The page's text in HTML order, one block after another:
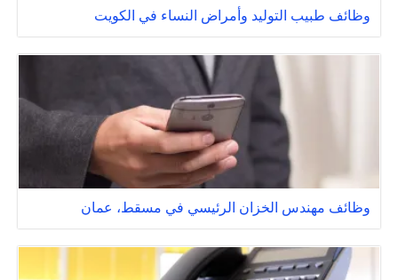
وظائف طبيب التوليد وأمراض النساء في الكويت
وظائف مهندس الخزان الرئيسي في مسقط، عمان